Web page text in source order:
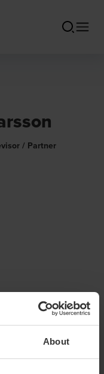
About
/ Partner